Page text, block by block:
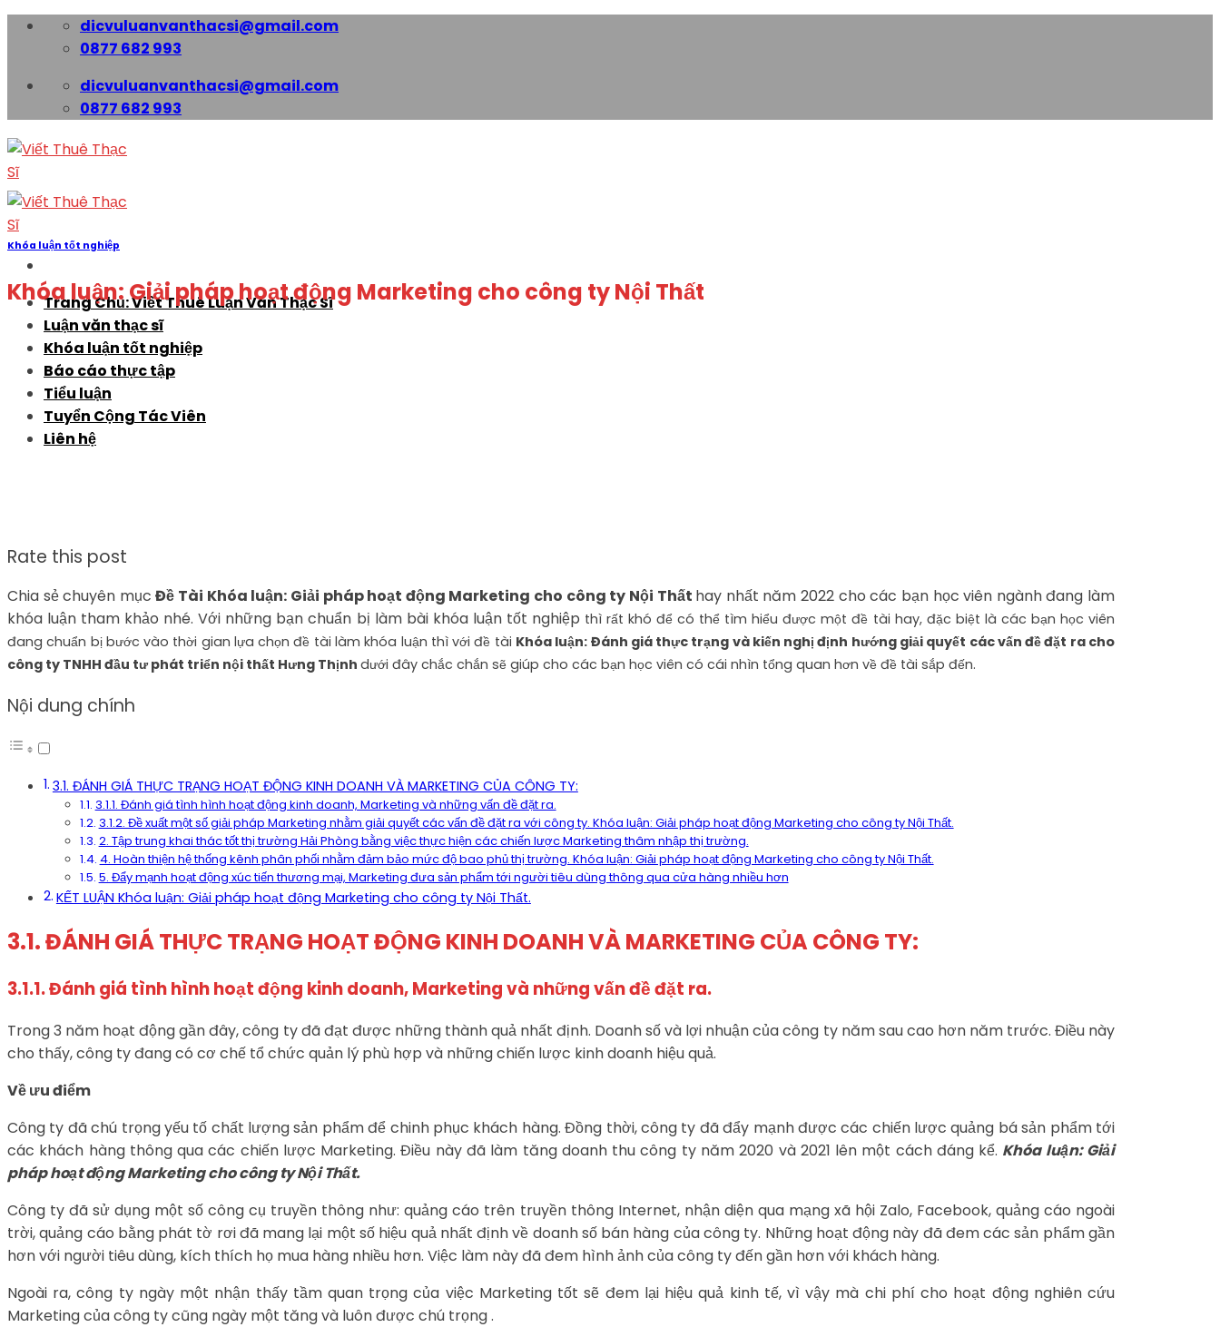
Skip
dicvuluanvanthacsi@gmail.com
0877 682 993
dicvuluanvanthacsi@gmail.com
0877 682 993
Trang Chủ: Viết Thuê Luận Văn Thạc Sĩ
Luận văn thạc sĩ
Khóa luận tốt nghiệp
Báo cáo thực tập
Tiểu luận
Tuyển Cộng Tác Viên
Liên hệ
Khóa luận tốt nghiệp
Khóa luận: Giải pháp hoạt động Marketing cho công ty Nội Thất
Rate this post
Chia sẻ chuyên mụcĐề Tài Khóa luận: Giải pháp hoạt động Marketing cho công ty Nội Thất hay nhất năm 2022 cho các bạn học viên ngành đang làm
khóa luận tham khảo nhé. Với những bạn chuẩn bị làm bài khóa luận tốt nghiệp thì rất khó để có thể tìm hiểu được một đề tài hay, đặc biệt là các bạn học viên
đang chuẩn bị bước vào thời gian lựa chọn đề tài làm khóa luận thì với đề tài Khóa luận: Đánh giá thực trạng và kiến nghị định hướng giải quyết các vấn đề đặt ra cho
công ty TNHH đầu tư phát triển nội thất Hưng Thịnh dưới đây chắc chắn sẽ giúp cho các bạn học viên có cái nhìn tổng quan hơn về đề tài sắp đến.
Nội dung chính
3.1. ĐÁNH GIÁ THỰC TRẠNG HOẠT ĐỘNG KINH DOANH VÀ MARKETING CỦA CÔNG TY:
3.1.1. Đánh giá tình hình hoạt động kinh doanh, Marketing và những vấn đề đặt ra.
3.1.2. Đề xuất một số giải pháp Marketing nhằm giải quyết các vấn đề đặt ra với công ty. Khóa luận: Giải pháp hoạt động Marketing cho công ty Nội Thất.
2. Tập trung khai thác tốt thị trường Hải Phòng bằng việc thực hiện các chiến lược Marketing thâm nhập thị trường.
4. Hoàn thiện hệ thống kênh phân phối nhằm đảm bảo mức độ bao phủ thị trường. Khóa luận: Giải pháp hoạt động Marketing cho công ty Nội Thất.
5. Đẩy mạnh hoạt động xúc tiến thương mại, Marketing đưa sản phẩm tới người tiêu dùng thông qua cửa hàng nhiều hơn
KẾT LUẬN Khóa luận: Giải pháp hoạt động Marketing cho công ty Nội Thất.
3.1. ĐÁNH GIÁ THỰC TRẠNG HOẠT ĐỘNG KINH DOANH VÀ MARKETING CỦA CÔNG TY:
3.1.1. Đánh giá tình hình hoạt động kinh doanh, Marketing và những vấn đề đặt ra.
Trong 3 năm hoạt động gần đây, công ty đã đạt được những thành quả nhất định. Doanh số và lợi nhuận của công ty năm sau cao hơn năm trước. Điều này
cho thấy, công ty đang có cơ chế tổ chức quản lý phù hợp và những chiến lược kinh doanh hiệu quả.
Về ưu điểm
Công ty đã chú trọng yếu tố chất lượng sản phẩm để chinh phục khách hàng. Đồng thời, công ty đã đẩy mạnh được các chiến lược quảng bá sản phẩm tới
các khách hàng thông qua các chiến lược Marketing. Điều này đã làm tăng doanh thu công ty năm 2020 và 2021 lên một cách đáng kể. Khóa luận: Giải
pháp hoạt động Marketing cho công ty Nội Thất.
Công ty đã sử dụng một số công cụ truyền thông như: quảng cáo trên truyền thông Internet, nhận diện qua mạng xã hội Zalo, Facebook, quảng cáo ngoài
trời, quảng cáo bằng phát tờ rơi đã mang lại một số hiệu quả nhất định về doanh số bán hàng của công ty. Những hoạt động này đã đem các sản phẩm gần
hơn với người tiêu dùng, kích thích họ mua hàng nhiều hơn. Việc làm này đã đem hình ảnh của công ty đến gần hơn với khách hàng.
Ngoài ra, công ty ngày một nhận thấy tầm quan trọng của việc Marketing tốt sẽ đem lại hiệu quả kinh tế, vì vậy mà chi phí cho hoạt động nghiên cứu
Marketing của công ty cũng ngày một tăng và luôn được chú trọng .